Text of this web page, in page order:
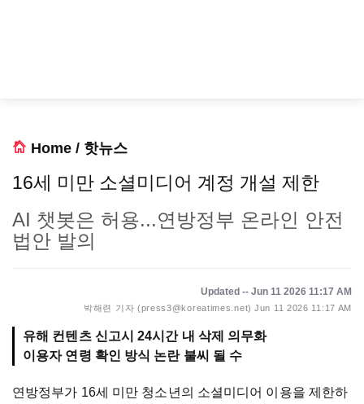
Home / 핫뉴스
16세 미만 소셜미디어 계정 개설 제한
AI 챗봇은 허용...연방정부 온라인 안전
법안 발의
Updated -- Jun 11 2026 11:17 AM
박해련 기자 (press3@koreatimes.net) Jun 11 2026 11:17 AM
유해 컨텐츠 신고시 24시간 내 삭제 의무화
이용자 연령 확인 방식 논란 불씨 될 수
연방정부가 16세 미만 청소년의 소셜미디어 이용을 제한하